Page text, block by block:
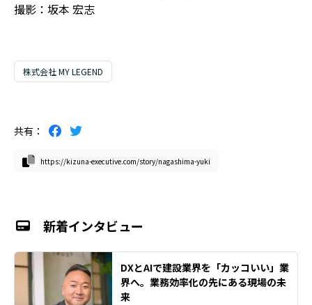
撮影：坂本 宏志
株式会社 MY LEGEND
共有：
https://kizuna-executive.com/story/nagashima-yuki
新着インタビュー
DXとAIで建設業界を「カッコいい」業
界へ。業務効率化の先にある現場の未
来